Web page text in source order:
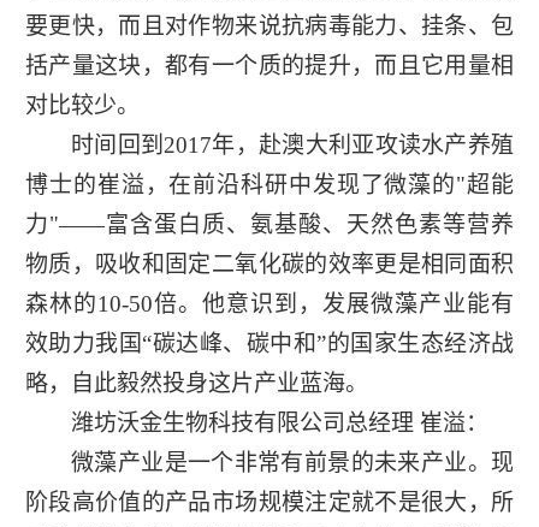
要更快，而且对作物来说抗病毒能力、挂条、包
括产量这块，都有一个质的提升，而且它用量相
对比较少。
时间回到2017年，赴澳大利亚攻读水产养殖
博士的崔溢，在前沿科研中发现了微藻的"超能
力"——富含蛋白质、氨基酸、天然色素等营养
物质，吸收和固定二氧化碳的效率更是相同面积
森林的10-50倍。他意识到，发展微藻产业能有
效助力我国“碳达峰、碳中和”的国家生态经济战
略，自此毅然投身这片产业蓝海。
潍坊沃金生物科技有限公司总经理 崔溢：
微藻产业是一个非常有前景的未来产业。现
阶段高价值的产品市场规模注定就不是很大，所